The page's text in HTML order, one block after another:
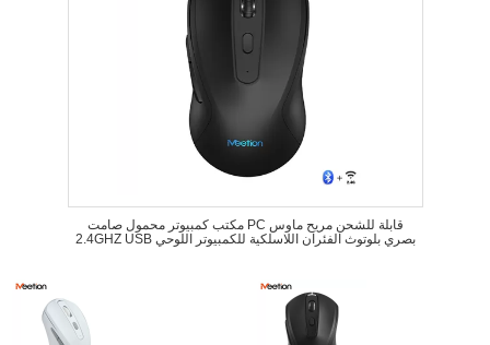
مكتب كمبيوتر محمول صامت PC قابلة للشحن مريح ماوس
2.4GHZ USB بصري بلوتوث الفئران اللاسلكية للكمبيوتر اللوحي